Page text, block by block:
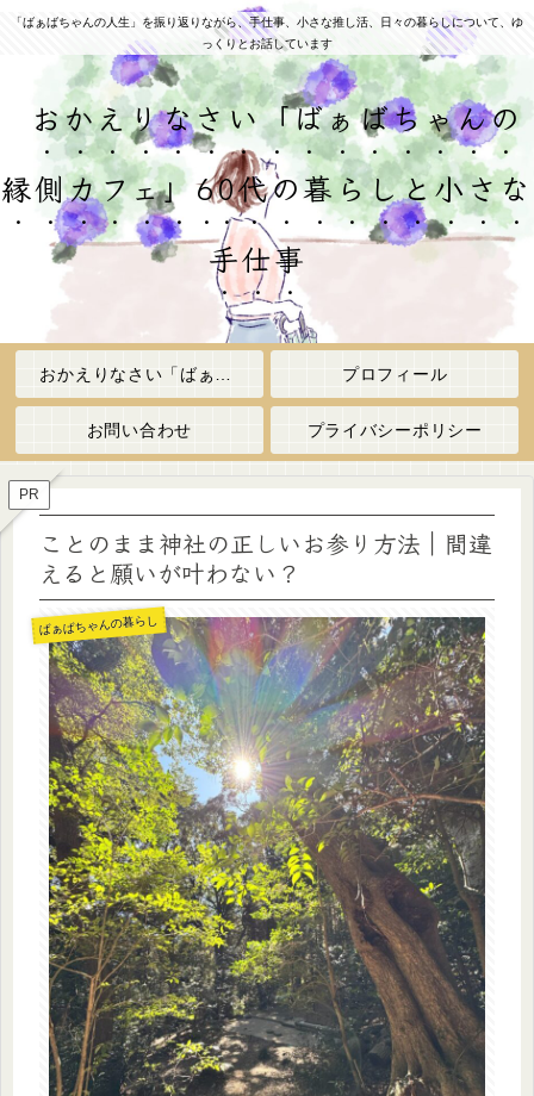
「ばぁばちゃんの人生」を振り返りながら、手仕事、小さな推し活、日々の暮らしについて、ゆ
っくりとお話しています
おかえりなさい「ばぁばちゃんの
縁側カフェ」60代の暮らしと小さな
手仕事
プロフィール
お問い合わせ プライバシーポリシー
PR
ことのまま神社の正しいお参り方法｜間違
えると願いが叶わない？
ばぁばちゃんの暮らし